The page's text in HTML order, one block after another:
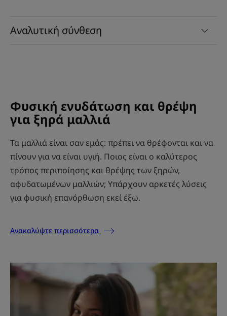
Αναλυτική σύνθεση
Φυσική ενυδάτωση και θρέψη
για ξηρά μαλλιά
Τα μαλλιά είναι σαν εμάς: πρέπει να θρέφονται και να
πίνουν για να είναι υγιή. Ποιος είναι ο καλύτερος
τρόπος περιποίησης και θρέψης των ξηρών,
αφυδατωμένων μαλλιών; Υπάρχουν αρκετές λύσεις
για φυσική επανόρθωση εκεί έξω.
Ανακαλύψτε περισσότερα